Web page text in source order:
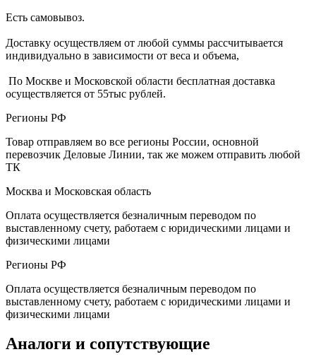
Есть самовывоз.
Доставку осуществляем от любой суммы рассчитывается
индивидуально в зависимости от веса и объема,
По Москве и Московской области бесплатная доставка
осуществляется от 55тыс рублей.
Регионы РФ
Товар отправляем во все регионы России, основной
перевозчик Деловые Линии, так же можем отправить любой
ТК
Москва и Московская область
Оплата осуществляется безналичным переводом по
выставленному счету, работаем с юридическими лицами и
физическими лицами
Регионы РФ
Оплата осуществляется безналичным переводом по
выставленному счету, работаем с юридическими лицами и
физическими лицами
Аналоги и сопутствующие